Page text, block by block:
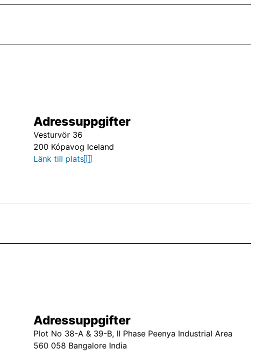
Adressuppgifter
Vesturvör 36
200 Kópavog Iceland
Länk till plats
Adressuppgifter
Plot No 38-A & 39-B, II Phase Peenya Industrial Area
560 058 Bangalore India